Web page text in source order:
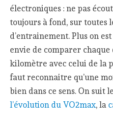
électroniques : ne pas
toujours à fond, sur toutes
d’entrainement. Plus on
envie de comparer chaque
kilomètre avec celui de la
faut reconnaitre qu’une
bien dans ce sens. On suit
l’évolution du VO2max, la